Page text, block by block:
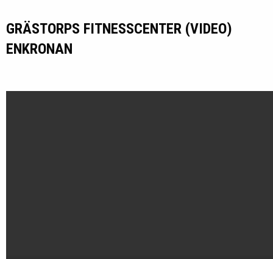
GRÄSTORPS FITNESSCENTER (VIDEO)
ENKRONAN